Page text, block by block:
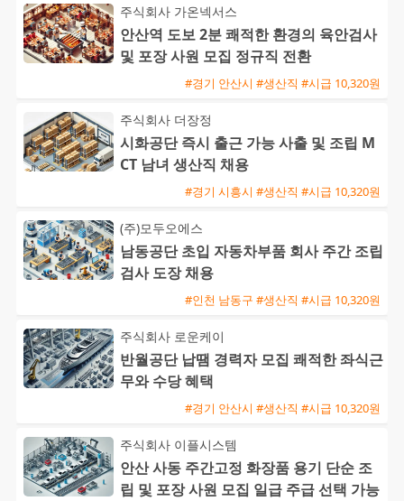
주식회사 가온넥서스
안산역 도보 2분 쾌적한 환경의 육안검사
및 포장 사원 모집 정규직 전환
#경기 안산시 #생산직 #시급 10,320원
주식회사 더장정
시화공단 즉시 출근 가능 사출 및 조립 M
CT 남녀 생산직 채용
#경기 시흥시 #생산직 #시급 10,320원
(주)모두오에스
남동공단 초입 자동차부품 회사 주간 조립
검사 도장 채용
#인천 남동구 #생산직 #시급 10,320원
주식회사 로운케이
반월공단 납땜 경력자 모집 쾌적한 좌식근
무와 수당 혜택
#경기 안산시 #생산직 #시급 10,320원
주식회사 이플시스템
안산 사동 주간고정 화장품 용기 단순 조
립 및 포장 사원 모집 일급 주급 선택 가능